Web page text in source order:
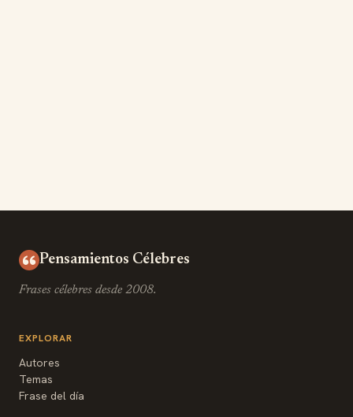
Pensamientos Célebres
Frases célebres desde 2008.
EXPLORAR
Autores
Temas
Frase del día